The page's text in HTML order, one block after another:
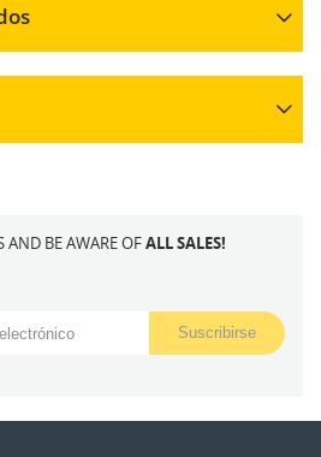
AND BE AWARE OFALL SALES!